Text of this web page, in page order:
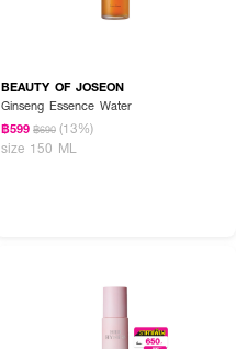
BEAUTY OF JOSEON
Ginseng Essence Water
฿599 ฿690 (13%)
size 150 ML